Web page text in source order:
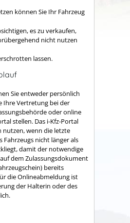
können Sie Ihr Fahrzeug
es zu verkaufen,
nicht nutzen
lassen.
Sie entweder persönlich
Ihre Vertretung bei der
oder online
stellen. Das i-Kfz-Portal
nutzen, wenn die letzte
Fahrzeugs nicht länger als
damit der notwendige
dem Zulassungsdokument
bereits
die Onlineabmeldung ist
der Halterin oder des